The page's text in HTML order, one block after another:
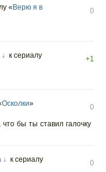
« Верю я в
0
к сериалу
+1
Осколки»
0
что бы ты ставил галочку
↓ к сериалу
0